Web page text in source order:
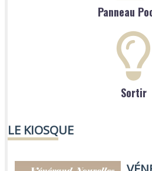
Panneau
Sortir
LE KIOSQUE